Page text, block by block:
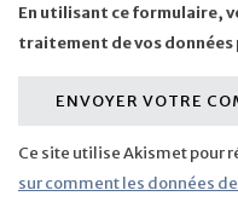
En utilisant ce formulaire,
traitement de vos données
Ce site utilise Akismet pour
sur comment les données